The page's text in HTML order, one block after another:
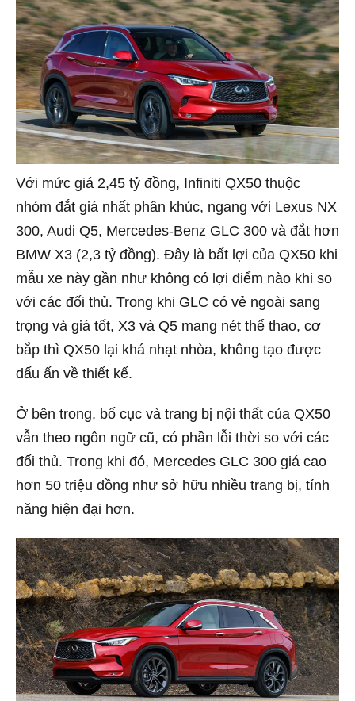
Với mức giá 2,45 tỷ đồng, Infiniti QX50 thuộc
nhóm đắt giá nhất phân khúc, ngang với Lexus NX
300, Audi Q5, Mercedes-Benz GLC 300 và đắt hơn
BMW X3 (2,3 tỷ đồng). Đây là bất lợi của QX50 khi
mẫu xe này gần như không có lợi điểm nào khi so
với các đối thủ. Trong khi GLC có vẻ ngoài sang
trọng và giá tốt, X3 và Q5 mang nét thể thao, cơ
bắp thì QX50 lại khá nhạt nhòa, không tạo được
dấu ấn về thiết kế.
Ở bên trong, bố cục và trang bị nội thất của QX50
vẫn theo ngôn ngữ cũ, có phần lỗi thời so với các
đối thủ. Trong khi đó, Mercedes GLC 300 giá cao
hơn 50 triệu đồng như sở hữu nhiều trang bị, tính
năng hiện đại hơn.